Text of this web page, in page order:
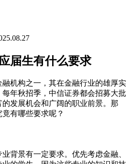
届生有什么要求
机构之一，其在金融行业的雄厚实
年秋招季，中信证券都会招募大批
发展机会和广阔的职业前景。那
有哪些要求呢？
背景有一定要求。优先考虑金融、